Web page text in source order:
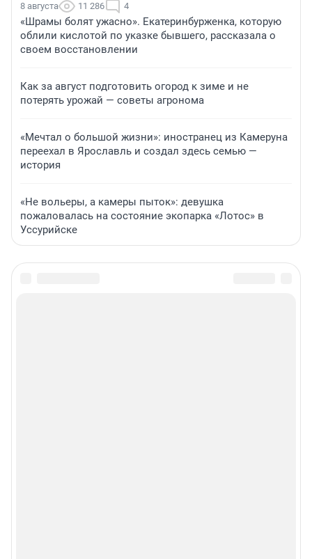
8 августа 11 286 4
«Шрамы болят ужасно». Екатеринбурженка, которую
облили кислотой по указке бывшего, рассказала о
своем восстановлении
Как за август подготовить огород к зиме и не
потерять урожай — советы агронома
«Мечтал о большой жизни»: иностранец из Камеруна
переехал в Ярославль и создал здесь семью —
история
«Не вольеры, а камеры пыток»: девушка
пожаловалась на состояние экопарка «Лотос» в
Уссурийске